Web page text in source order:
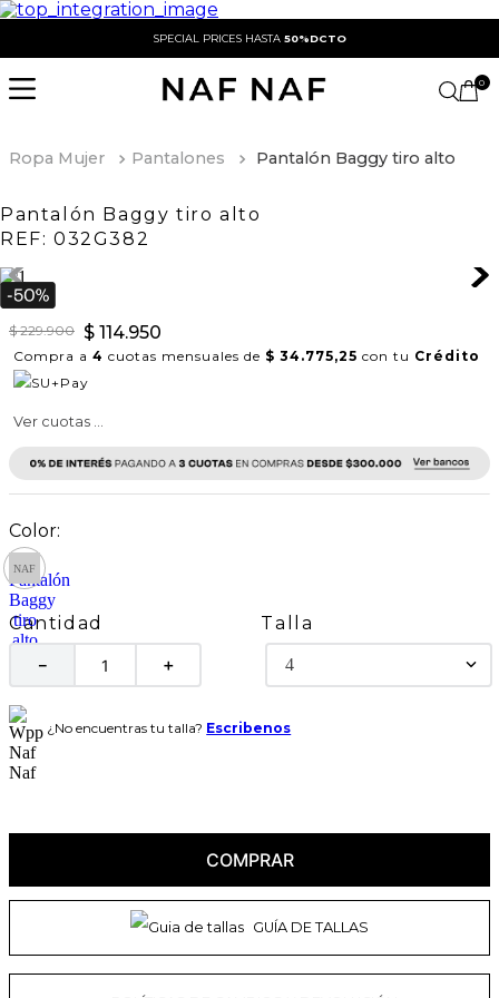
SPECIAL PRICES HASTA 50%DCTO
0
Ropa Mujer Pantalones Pantalón Baggy tiro alto
Pantalón Baggy tiro alto
REF: 032G382
$ 229.900 $ 114.950
Compra a 4 cuotas mensuales de $ 34.775,25 con tu Crédito
Ver cuotas ...
Cantidad
＋
－
Talla
4
¿No encuentras tu talla? Escribenos
COMPRAR
GUÍA DE TALLAS